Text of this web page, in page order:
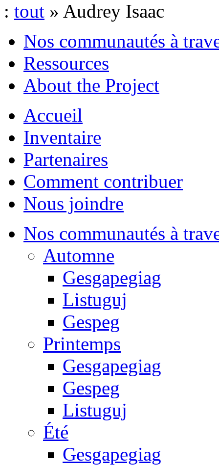
: tout » Audrey Isaac
Nos communautés à
Ressources
About the Project
Accueil
Inventaire
Partenaires
Comment contribuer
Nous joindre
Nos communautés à
Automne
Gesgapegiag
Listuguj
Gespeg
Printemps
Gesgapegiag
Gespeg
Listuguj
Été
Gesgapegiag